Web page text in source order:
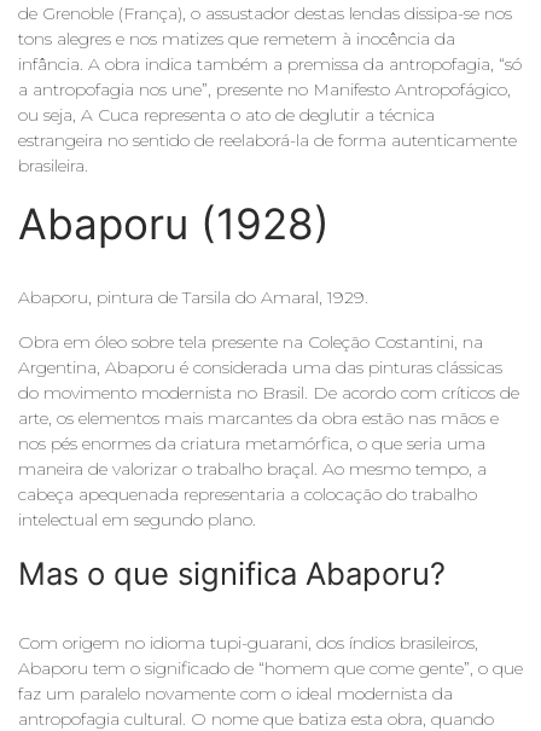
de Grenoble (França), o assustador destas lendas dissipa-se nos
tons alegres e nos matizes que remetem à inocência da
infância. A obra indica também a premissa da antropofagia, “só
a antropofagia nos une”, presente no Manifesto Antropofágico,
ou seja, A Cuca representa o ato de deglutir a técnica
estrangeira no sentido de reelaborá-la de forma autenticamente
brasileira.
Abaporu (1928)
Abaporu, pintura de Tarsila do Amaral, 1929.
Obra em óleo sobre tela presente na Coleção Costantini, na
Argentina, Abaporu é considerada uma das pinturas clássicas
do movimento modernista no Brasil. De acordo com críticos de
arte, os elementos mais marcantes da obra estão nas mãos e
nos pés enormes da criatura metamórfica, o que seria uma
maneira de valorizar o trabalho braçal. Ao mesmo tempo, a
cabeça apequenada representaria a colocação do trabalho
intelectual em segundo plano.
Mas o que significa Abaporu?
Com origem no idioma tupi-guarani, dos índios brasileiros,
Abaporu tem o significado de “homem que come gente”, o que
faz um paralelo novamente com o ideal modernista da
antropofagia cultural. O nome que batiza esta obra, quando